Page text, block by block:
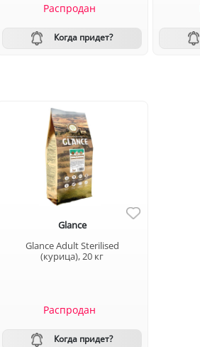
Распродан
Когда придет?
Glance
Glance Adult Sterilised
(курица), 20 кг
Распродан
Когда придет?